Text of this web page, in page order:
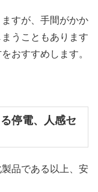
すが、手間がかか
うこともあります
おすすめします。
停電、人感セ
品である以上、安